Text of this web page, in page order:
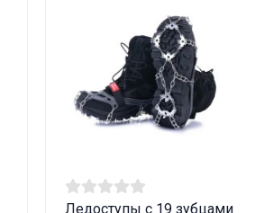
Ледоступы с 19 зубцами